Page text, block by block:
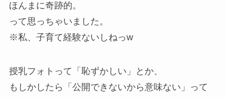
ほんまに奇跡的。
って思っちゃいました。
※私、子育て経験ないしねっw
授乳フォトって「恥ずかしい」とか、
もしかしたら「公開できないから意味ない」って